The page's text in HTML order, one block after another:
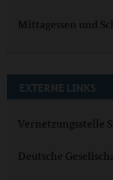
Mittagessen und
EXTERNE LINKS
Vernetzungsstelle
Deutsche